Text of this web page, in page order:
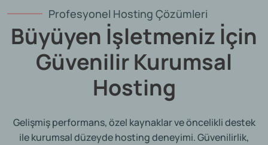
Profesyonel Hosting Çözümleri
Büyüyen İşletmeniz İçin
Güvenilir Kurumsal
Hosting
Gelişmiş performans, özel kaynaklar ve öncelikli destek
ile kurumsal düzeyde hosting deneyimi. Güvenilirlik,